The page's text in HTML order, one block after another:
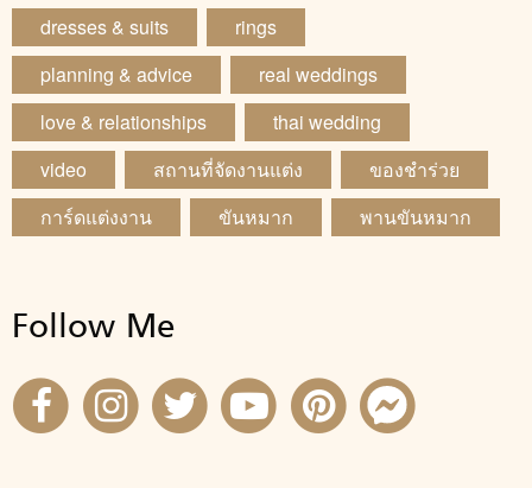
dresses & suits
rings
planning & advice
real weddings
love & relationships
thai wedding
video
สถานที่จัดงานแต่ง
ของชำร่วย
การ์ดแต่งงาน
ขันหมาก พานขันหมาก
Follow Me